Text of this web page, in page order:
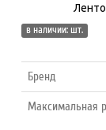
в наличии: шт.
Бренд
Максимальная